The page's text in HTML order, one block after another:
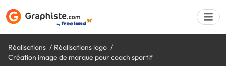
Réalisations
Réalisations logo
Création image de marque pour coach sportif